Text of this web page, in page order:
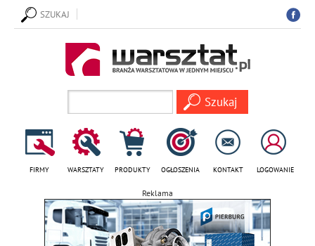
SZUKAJ
FIRMY WARSZTATY PRODUKTY OGŁOSZENIA KONTAKT LOGOWANIE
Reklama